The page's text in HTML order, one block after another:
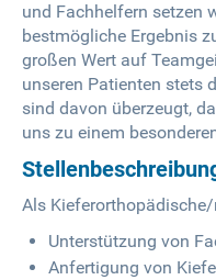
und Fachhelfern setzen
bestmögliche Ergebnis
großen Wert auf
unseren Patienten stets
sind davon überzeugt,
uns zu einem
Als
Unterstützung von
Anfertigung von